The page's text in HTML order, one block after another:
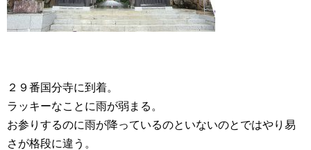
２９番国分寺に到着。
ラッキーなことに雨が弱まる。
お参りするのに雨が降っているのといないのとではやり易
さが格段に違う。